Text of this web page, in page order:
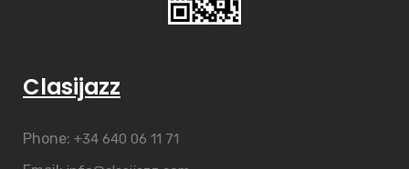
Clasijazz
Phone: +34 640 06 11 71